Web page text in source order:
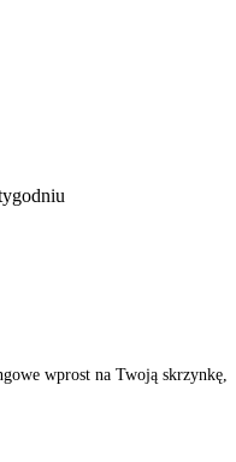
wprost na Twoją skrzynkę,